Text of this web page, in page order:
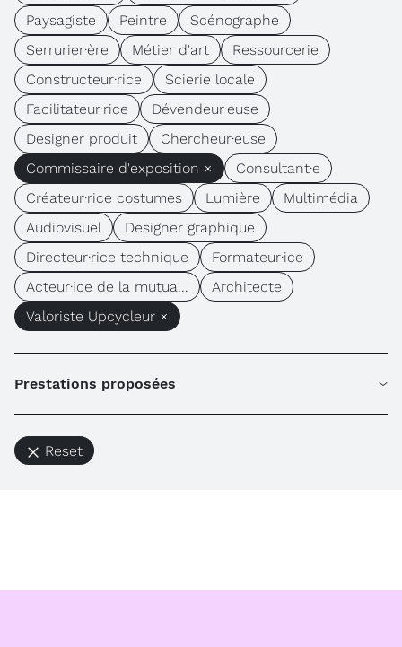
Paysagiste
Peintre
Scénographe
Serrurier·ère
Métier d'art
Ressourcerie
Constructeur·rice
Scierie locale
Facilitateur·rice
Dévendeur·euse
Designer produit
Chercheur·euse
Commissaire d'exposition ×
Consultant·e
Créateur·rice costumes
Lumière
Multimédia
Audiovisuel
Designer graphique
Directeur·rice technique
Formateur·ice
Acteur·ice de la mutua...
Architecte
Valoriste Upcycleur ×
Prestations proposées
Reset